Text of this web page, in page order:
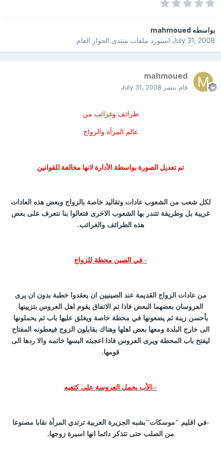
بواسطهmahmoued
July 31, 2008استورد ملفات منتدى الحوار العام
mahmoued
قام بنشر July 31, 2008
طرائف وغرائب من
عالم المرأة والزواج
تم تعديل الصورة بواسطة الأدارة لانها مخالفة للقوانين
لكل شعب من الشعوب عادات وتقاليد خاصة بالزواج وبعض هذه العادات
غريبة بل وطريفة تتندر بها الشعوب الاخرى فتعالوا بنا نتعرف على بعض
هذه الطرائف والغرائب.
- في الصين محطة للزواج
من عادات الزواج القديمة عند الصينيين ان يعقدوا خطبة بدون ان يرى
العروسان بعضهما البعض فاذا تم الاتفاق يقوم اهل العروس بتزيينها
بأحسن زينة ثم يضعونها في محطة خاصة ويغلق عليها باب ثم يحملونها
الى خارج البلدة ومعها بعض اهلها وهناك يقابلون الزوج فيعطونه المفتاح
ليفتح باب المحطة ويرى العروس فاذا اعجبته البسها خاتمه والا ردها الى
قومها.
--الأب يحمل العروسة على كتفيه
-في اقليم "موسكات"بشبه الجزيرة العربية ترتدي المرأة نقابا مصنوعا
من الصلب حتى تتذكر دائما انها اسيرة زوجها.